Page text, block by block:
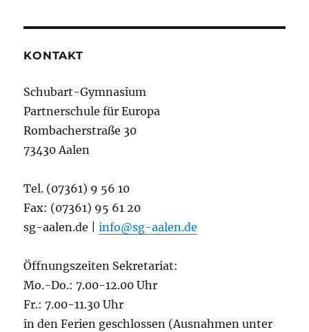
KONTAKT
Schubart-Gymnasium
Partnerschule für Europa
Rombacherstraße 30
73430 Aalen
Tel. (07361) 9 56 10
Fax: (07361) 95 61 20
sg-aalen.de |info@sg-aalen.de
Öffnungszeiten Sekretariat:
Mo.-Do.: 7.00-12.00 Uhr
Fr.: 7.00-11.30 Uhr
in den Ferien geschlossen (Ausnahmen unter